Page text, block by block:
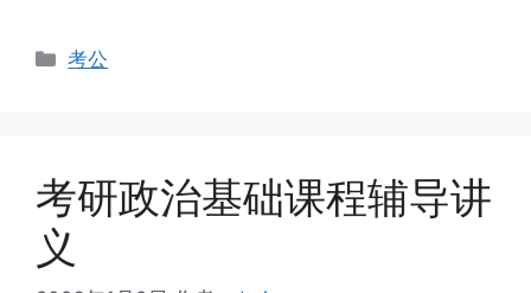
分
考公
考研政治基础课程辅导讲
义